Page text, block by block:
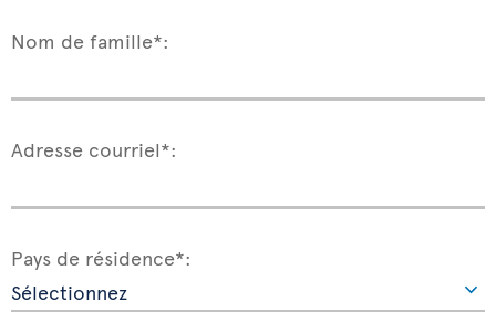
Nom de famille*:
Adresse courriel*:
Pays de résidence*: